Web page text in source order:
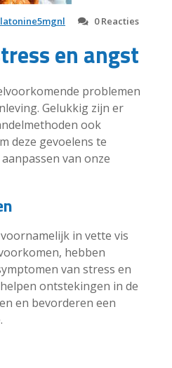
0 Reacties
en angst
problemen
Gelukkig zijn er
ook
deze gevoelens te
van onze
in vette vis
hebben
van stress en
ontstekingen in de
en bevorderen een